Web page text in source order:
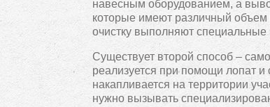
навесным оборудованием, а
которые имеют различный объем
очистку выполняют специальные
Существует второй способ –
реализуется при помощи лопат
накапливается на территории
нужно вызывать